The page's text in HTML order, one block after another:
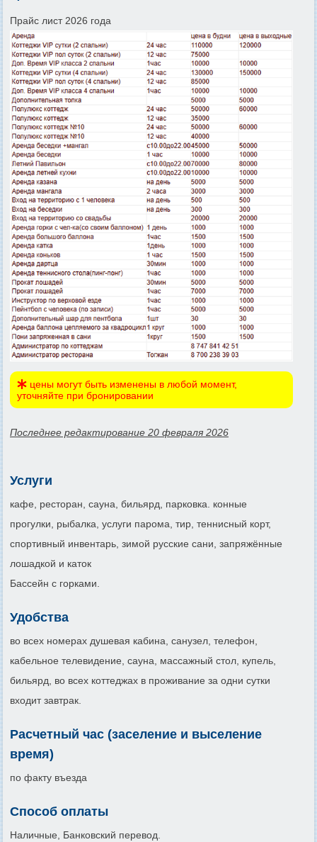
Прайс лист 2026 года
цены могут быть изменены в любой момент,
уточняйте при бронировании
Последнее редактирование 20 февраля 2026
Услуги
кафе, ресторан, сауна, бильярд, парковка. конные
прогулки, рыбалка, услуги парома, тир, теннисный корт,
спортивный инвентарь, зимой русские сани, запряжённые
лошадкой и каток
Бассейн с горками.
Удобства
во всех номерах душевая кабина, санузел, телефон,
кабельное телевидение, сауна, массажный стол, купель,
бильярд, во всех коттеджах в проживание за одни сутки
входит завтрак.
Расчетный час (заселение и выселение
время)
по факту въезда
Способ оплаты
Наличные, Банковский перевод.